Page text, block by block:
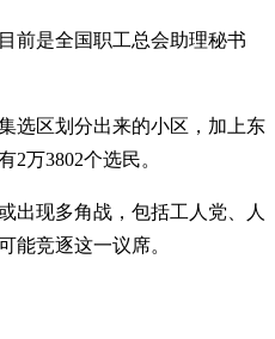
前是全国职工总会助理秘书
选区划分出来的小区，加上东
2万3802个选民。
出现多角战，包括工人党、人
能竞逐这一议席。